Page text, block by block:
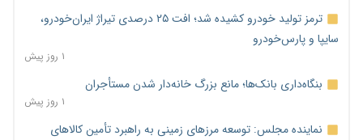
ترمز تولید خودرو کشیده شد؛ افت ۲۵ درصدی تیراژ ایران‌خودرو،
سایپا و پارس‌خودرو
۱ روز پیش
بنگاه‌داری بانک‌ها؛ مانع بزرگ خانه‌دار شدن مستأجران
۱ روز پیش
نماینده مجلس: توسعه مرزهای زمینی به راهبرد تأمین کالاهای